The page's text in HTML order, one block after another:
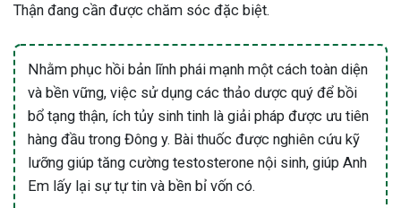
Thận đang cần được chăm sóc đặc biệt.
Nhằm phục hồi bản lĩnh phái mạnh một cách toàn diện
và bền vững, việc sử dụng các thảo dược quý để bồi
bổ tạng thận, ích tủy sinh tinh là giải pháp được ưu tiên
hàng đầu trong Đông y. Bài thuốc được nghiên cứu kỹ
lưỡng giúp tăng cường testosterone nội sinh, giúp Anh
Em lấy lại sự tự tin và bền bỉ vốn có.